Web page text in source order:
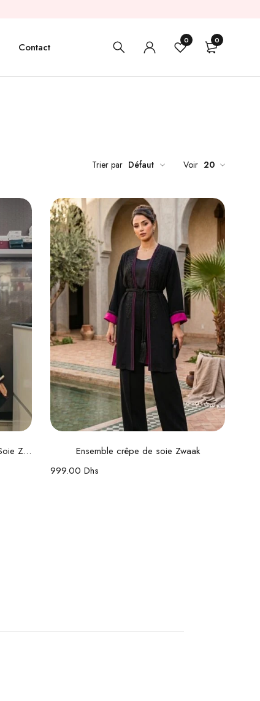
Contact
0 0
Trier par Défaut Voir 20
Ensemble Bab Cartier en Crêpe de Soie Zwaak Maâlem
Choix des options
Ensemble crêpe de soie Zwaak
999.00 Dhs